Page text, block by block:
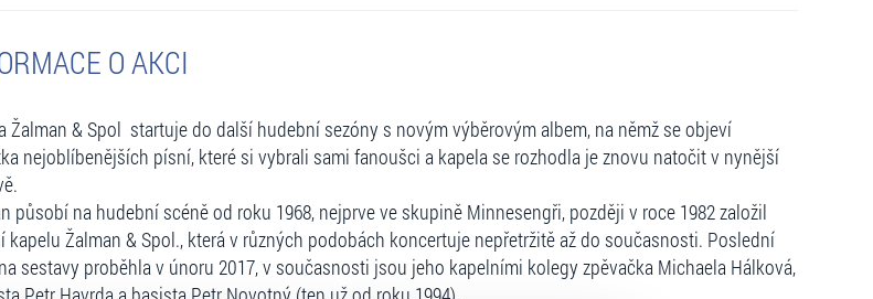
O AKCI
Žalman & Spol startuje do další hudební sezóny s novým výběrovým albem, na němž se objeví
nejoblíbenějších písní, které si vybrali sami fanoušci a kapela se rozhodla je znovu natočit v nynější
působí na hudební scéně od roku 1968, nejprve ve skupině Minnesengři, později v roce 1982 založil
kapelu Žalman & Spol., která v různých podobách koncertuje nepřetržitě až do současnosti. Poslední
sestavy proběhla v únoru 2017, v současnosti jsou jeho kapelními kolegy zpěvačka Michaela Hálková,